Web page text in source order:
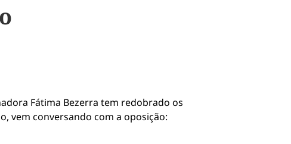
Fátima Bezerra tem redobrado os
vem conversando com a oposição: